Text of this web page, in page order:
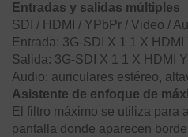
Entradas y salidas múltiples
SDI / HDMI / YPbPr / Video /
Entrada: 3G-SDI X 1 1 X
Salida: 3G-SDI X 1 1 X HDMI
Audio: auriculares estéreo,
Asistente de enfoque de
El filtro máximo se utiliza para
pantalla donde aparecen